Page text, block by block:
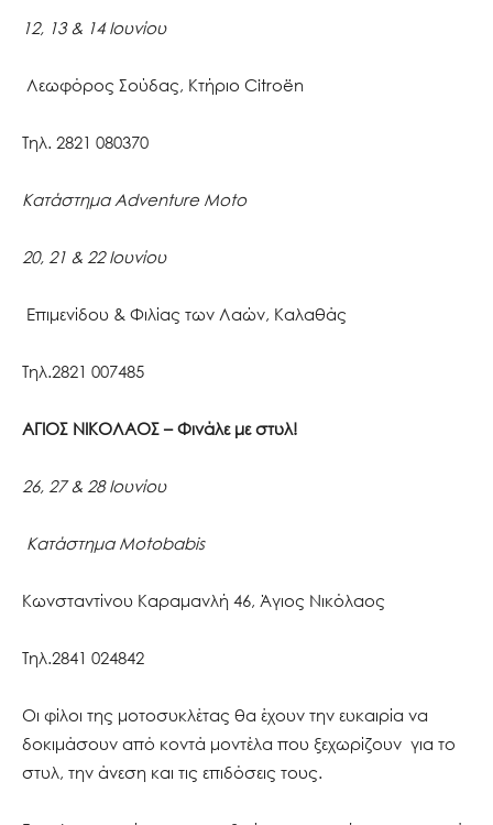
12, 13 & 14 Ιουνίου
Λεωφόρος Σούδας, Κτήριο Citroën
Τηλ. 2821 080370
Κατάστημα Adventure Moto
20, 21 & 22 Ιουνίου
Επιμενίδου & Φιλίας των Λαών, Καλαθάς
Τηλ.2821 007485
ΑΓΙΟΣ ΝΙΚΟΛΑΟΣ – Φινάλε με στυλ!
26, 27 & 28 Ιουνίου
Κατάστημα Motobabis
Κωνσταντίνου Καραμανλή 46, Άγιος Νικόλαος
Τηλ.2841 024842
Οι φίλοι της μοτοσυκλέτας θα έχουν την ευκαιρία να
δοκιμάσουν από κοντά μοντέλα που ξεχωρίζουν για τo
στυλ, την άνεση και τις επιδόσεις τους.